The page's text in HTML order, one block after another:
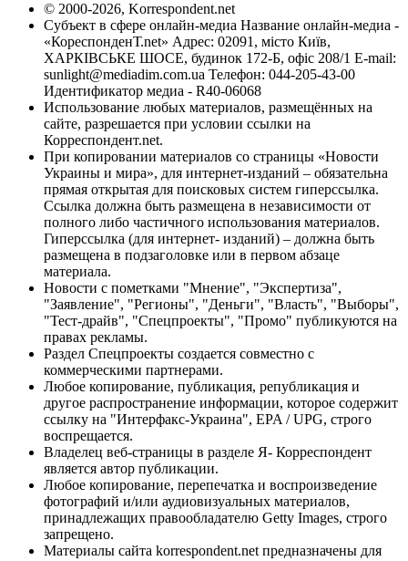
© 2000-2026, Korrespondent.net
Субъект в сфере онлайн-медиа Название онлайн-медиа -
«КореспонденТ.net» Адрес: 02091, місто Київ,
ХАРКІВСЬКЕ ШОСЕ, будинок 172-Б, офіс 208/1 E-mail:
sunlight@mediadim.com.ua Телефон: 044-205-43-00
Идентификатор медиа - R40-06068
Использование любых материалов, размещённых на
сайте, разрешается при условии ссылки на
Корреспондент.net.
При копировании материалов со страницы «Новости
Украины и мира», для интернет-изданий – обязательна
прямая открытая для поисковых систем гиперссылка.
Ссылка должна быть размещена в независимости от
полного либо частичного использования материалов.
Гиперссылка (для интернет- изданий) – должна быть
размещена в подзаголовке или в первом абзаце
материала.
Новости с пометками "Мнение", "Экспертиза",
"Заявление", "Регионы", "Деньги", "Власть", "Выборы",
"Тест-драйв", "Спецпроекты", "Промо" публикуются на
правах рекламы.
Раздел Спецпроекты создается совместно с
коммерческими партнерами.
Любое копирование, публикация, републикация и
другое распространение информации, которое содержит
ссылку на "Интерфакс-Украина", EPA / UPG, строго
воспрещается.
Владелец веб-страницы в разделе Я- Корреспондент
является автор публикации.
Любое копирование, перепечатка и воспроизведение
фотографий и/или аудиовизуальных материалов,
принадлежащих правообладателю Getty Images, строго
запрещено.
Материалы сайта korrespondent.net предназначены для